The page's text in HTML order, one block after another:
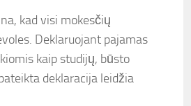
kad visi mokesčių
Deklaruojant pajamas
kaip studijų, būsto
deklaracija leidžia